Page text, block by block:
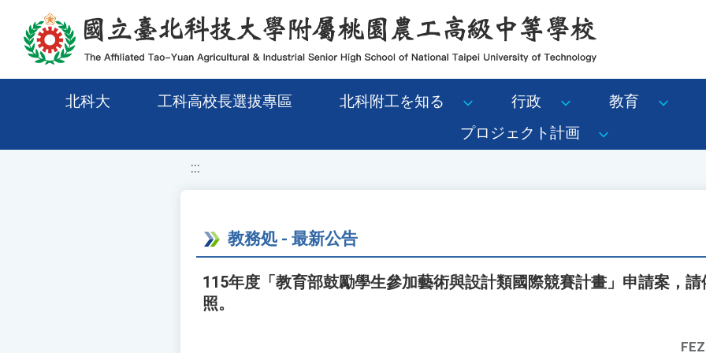
移至網頁之主要內容區位置
北科大 工科高校長選拔專區 北科附工を知る 行政
教育
プロジェクト計画
:::
教務処 - 最新公告
115年度「教育部鼓勵學生參加藝術與設計類國際競賽計畫」申請案，
照。